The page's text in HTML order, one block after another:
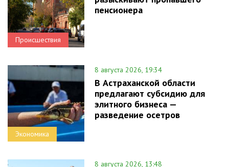
Происшествия
пенсионера
Экономика
8 августа 2026, 19:34
В Астраханской области
предлагают субсидию для
элитного бизнеса —
разведение осетров
8 августа 2026, 13:48